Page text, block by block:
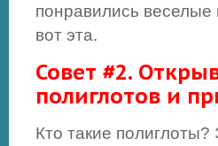
понравились
вот эта.
Совет #2.
полиглотов и
Кто такие